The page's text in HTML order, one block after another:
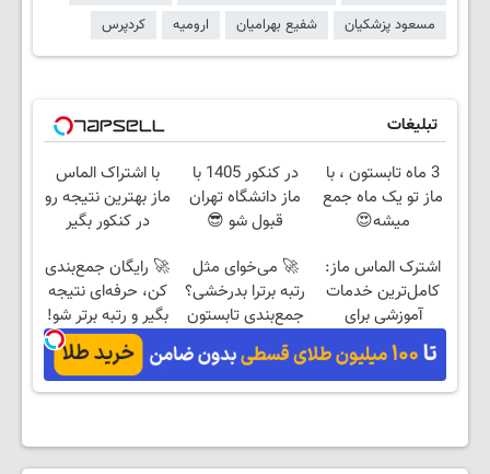
مسعود پزشکیان
شفیع بهرامیان ارومیه کردپرس
تبلیغات
3 ماه تابستون ، با
ماز تو یک ماه جمع
میشه😍
در کنکور 1405 با
ماز دانشگاه تهران
قبول شو 😎
با اشتراک الماس
ماز بهترین نتیجه رو
در کنکور بگیر
اشترک الماس ماز:
کامل‌ترین خدمات
آموزشی برای
کنکوری‌ها
🚀 می‌خوای مثل
رتبه برترا بدرخشی؟
جمع‌بندی تابستون
رایگان ماز 📚
🚀 رایگان جمع‌بندی
کن، حرفه‌ای نتیجه
بگیر و رتبه برتر شو!